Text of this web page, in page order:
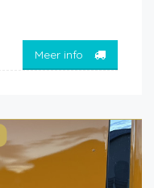
Meer info